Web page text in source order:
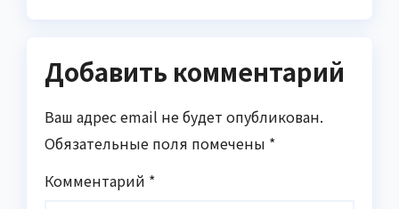
Добавить комментарий
Ваш адрес email не будет опубликован.
Обязательные поля помечены *
Комментарий *